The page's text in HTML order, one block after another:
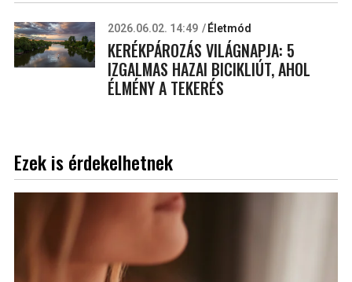
2026.06.02. 14:49 Életmód
KERÉKPÁROZÁS VILÁGNAPJA: 5
IZGALMAS HAZAI BICIKLIÚT, AHOL
ÉLMÉNY A TEKERÉS
Ezek is érdekelhetnek